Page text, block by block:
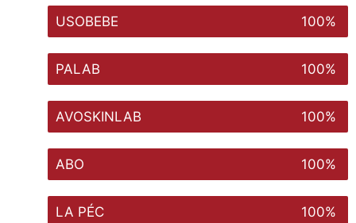
USOBEBE 100%
PALAB 100%
AVOSKINLAB 100%
ABO 100%
LA PÉC 100%